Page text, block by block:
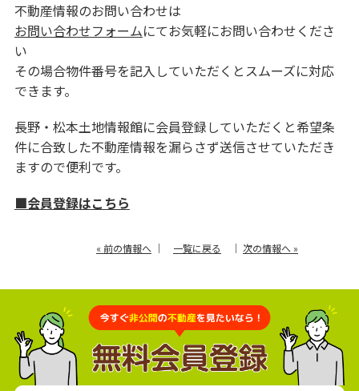
不動産情報のお問い合わせは
お問い合わせフォームにてお気軽にお問い合わせくださ
い
その場合物件番号を記入していただくとスムーズに対応
できます。
長野・松本土地情報館に会員登録していただくと希望条
件に合致した不動産情報を漏らさず送信させていただき
ますので便利です。
■会員登録はこちら
« 前の情報へ ｜ 一覧に戻る ｜ 次の情報へ »